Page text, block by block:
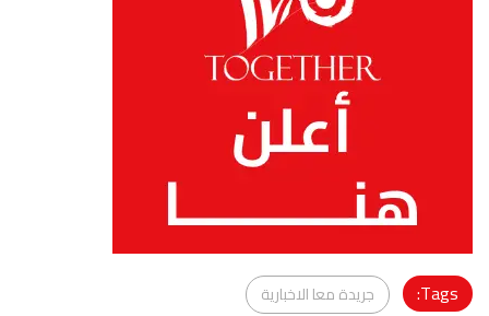
Tags: جريدة معا الاخبارية